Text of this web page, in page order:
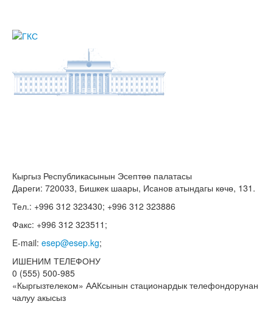
Кыргыз Республикасынын Эсептөө палатасы
Дареги: 720033, Бишкек шаары, Исанов атындагы көчө, 131.
Тел.: +996 312 323430; +996 312 323886
Факс: +996 312 323511;
E-mail: esep@esep.kg;
ИШЕНИМ ТЕЛЕФОНУ
0 (555) 500-985
«Кыргызтелеком» ААКсынын стационардык телефондорунан
чалуу акысыз